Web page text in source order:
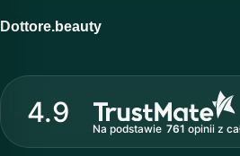
Program lojalnościowy
Strefa profesjonalisty
Dottore.beauty
O marce Dottore
Nasz zespół
Akademia i szkolenia
4.9
Na podstawie 761 opiniiz